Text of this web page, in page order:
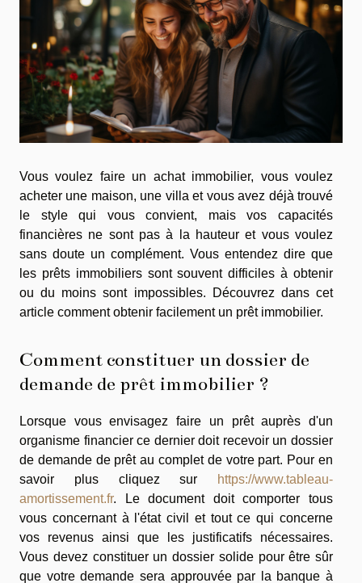
Vous voulez faire un achat immobilier, vous voulez
acheter une maison, une villa et vous avez déjà trouvé
le style qui vous convient, mais vos capacités
financières ne sont pas à la hauteur et vous voulez
sans doute un complément. Vous entendez dire que
les prêts immobiliers sont souvent difficiles à obtenir
ou du moins sont impossibles. Découvrez dans cet
article comment obtenir facilement un prêt immobilier.
Comment constituer un dossier de
demande de prêt immobilier ?
Lorsque vous envisagez faire un prêt auprès d'un
organisme financier ce dernier doit recevoir un dossier
de demande de prêt au complet de votre part. Pour en
savoir plus cliquez sur
https://www.tableau-
amortissement.fr. Le document doit comporter tous
vous concernant à l'état civil et tout ce qui concerne
vos revenus ainsi que les justificatifs nécessaires.
Vous devez constituer un dossier solide pour être sûr
que votre demande sera approuvée par la banque à